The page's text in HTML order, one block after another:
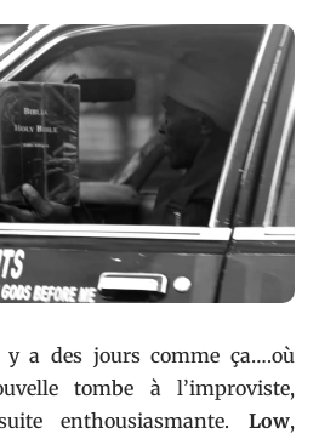
y a des jours comme ça….où
tombe à l’improviste,
enthousiasmante. Low,